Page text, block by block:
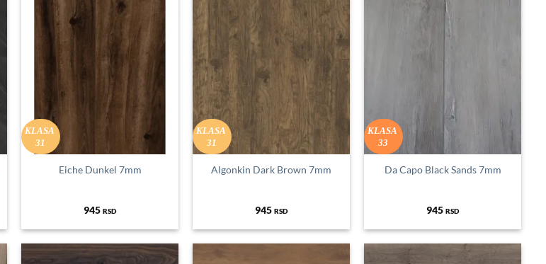
KLASA
31
Eiche Dunkel 7mm
945 RSD
KLASA
31
Algonkin Dark Brown 7mm
945 RSD
KLASA
33
Da Capo Black Sands 7mm
945 RSD